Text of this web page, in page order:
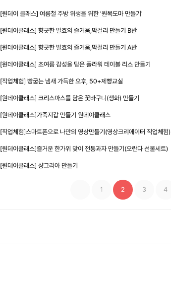
[원데이 클래스] 여름철 주방 위생을 위한 '원목도마 만들기'
[원데이클래스] 향긋한 발효의 즐거움,막걸리 만들기 B반
[원데이클래스] 향긋한 발효의 즐거움,막걸리 만들기 A반
[원데이클래스] 초여름 감성을 담은 플라워 테이블 리스 만들기
[직업체험] 빵굽는 냄새 가득한 오후, 50+제빵교실
[원데이클래스] 크리스마스를 담은 꽃바구니(생화) 만들기
[원데이클래스]가죽지갑 만들기 원데이클래스
[직업체험]스마트폰으로 나만의 영상만들기(영상크리에이터 직업체험)
[원데이클래스]즐거운 한가위 맞이 전통과자 만들기(오란다 선물세트)
[원데이클래스] 샹그리아 만들기
1 2 3 4